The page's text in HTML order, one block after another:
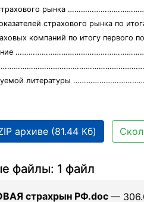
страхового рынка
страхового рынка по
компаний по итогу
литературы
архиве (81.44 Кб)
файлы: 1 файл
страхрын РФ.doc —